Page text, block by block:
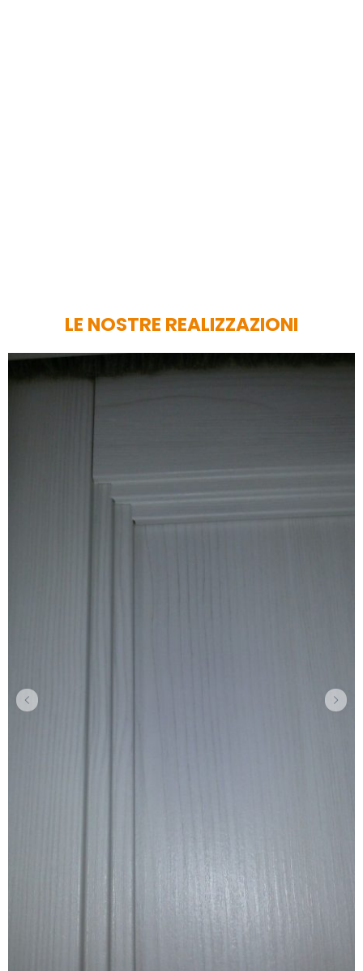
LE NOSTRE REALIZZAZIONI